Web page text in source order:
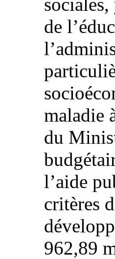
de
maladie
du
l’aide
critères
962,89